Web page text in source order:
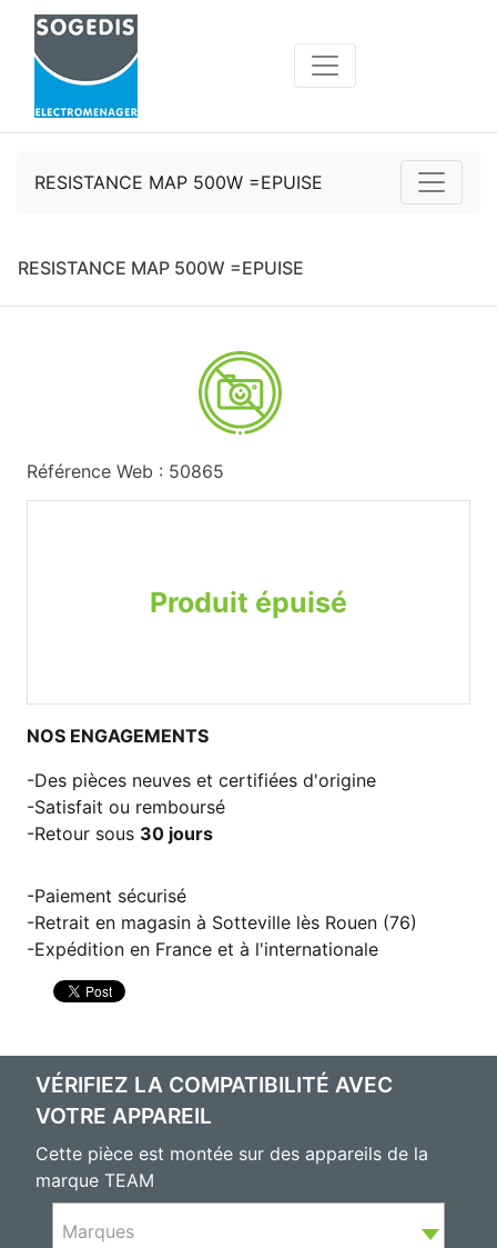
RESISTANCE MAP 500W =EPUISE
RESISTANCE MAP 500W =EPUISE
Référence Web : 50865
Produit épuisé
NOS ENGAGEMENTS
Des pièces neuves et certifiées d'origine
Satisfait ou remboursé
Retour sous 30 jours
Paiement sécurisé
Retrait en magasin à Sotteville lès Rouen (76)
Expédition en France et à l'internationale
VÉRIFIEZ LA COMPATIBILITÉ AVEC
VOTRE APPAREIL
Cette pièce est montée sur des appareils de la
marque TEAM
Marques